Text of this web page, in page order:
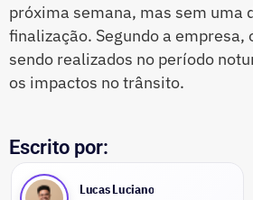
próxima semana, mas sem uma
finalização. Segundo a empresa,
sendo realizados no período
os impactos no trânsito.
Escrito por:
Lucas Luciano